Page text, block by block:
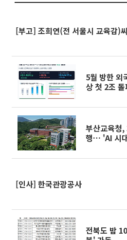
[부고] 조희연(전 서울시 교육감)
5월 방한 외
상 첫 2조
부산교육청
행… 'AI 시
[인사] 한국관광공사
전북도 밤